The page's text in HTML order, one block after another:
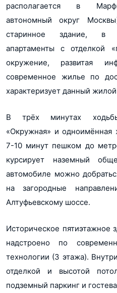
располагается в
автономный округ
старинное здание, в
апартаменты с отделкой
окружение, развитая
современное жилье по
характеризует данный
В трёх минутах
«Окружная» и одноимённая
7-10 минут пешком до
курсирует наземный
автомобиле можно
на загородные
Алтуфьевскому шоссе.
Историческое пятиэтажное
надстроено по
технологии (3 этажа).
отделкой и высотой
подземный паркинг и